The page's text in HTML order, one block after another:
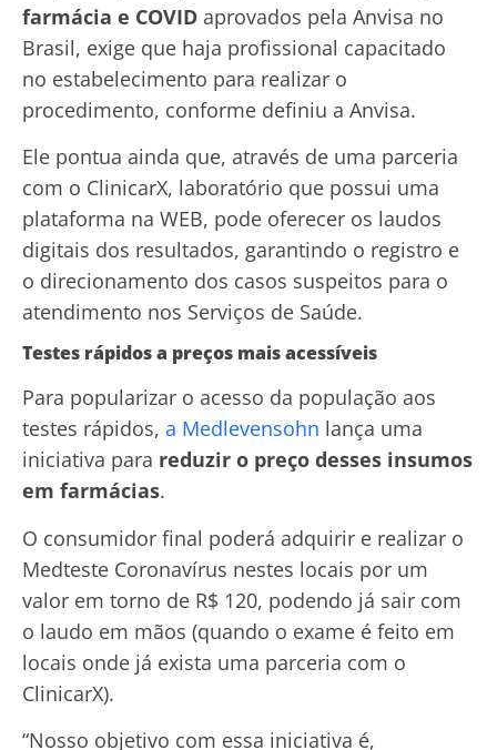
farmácia e COVID aprovados pela Anvisa no
Brasil, exige que haja profissional capacitado
no estabelecimento para realizar o
procedimento, conforme definiu a Anvisa.
Ele pontua ainda que, através de uma parceria
com o ClinicarX, laboratório que possui uma
plataforma na WEB, pode oferecer os laudos
digitais dos resultados, garantindo o registro e
o direcionamento dos casos suspeitos para o
atendimento nos Serviços de Saúde.
Testes rápidos a preços mais acessíveis
Para popularizar o acesso da população aos
testes rápidos, a Medlevensohn lança uma
iniciativa para reduzir o preço desses insumos
em farmácias.
O consumidor final poderá adquirir e realizar o
Medteste Coronavírus nestes locais por um
valor em torno de R$ 120, podendo já sair com
o laudo em mãos (quando o exame é feito em
locais onde já exista uma parceria com o
ClinicarX).
“Nosso objetivo com essa iniciativa é,